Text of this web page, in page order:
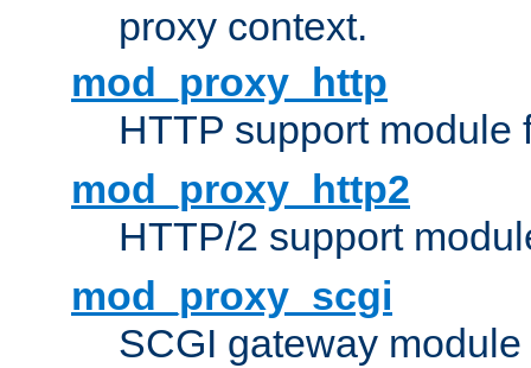
proxy context.
mod_proxy_http
HTTP support module
mod_proxy_http2
HTTP/2 support
mod_proxy_scgi
SCGI gateway